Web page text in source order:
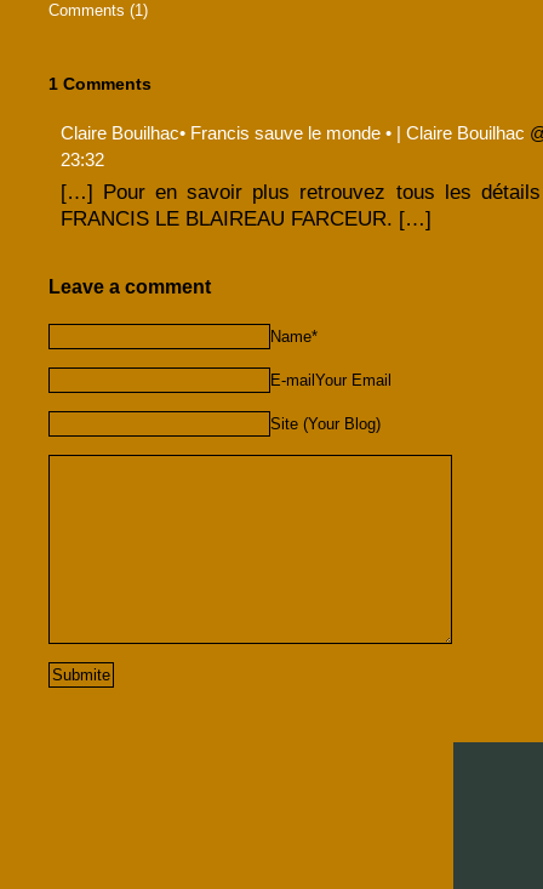
Comments (1)
1 Comments
Claire Bouilhac• Francis sauve le monde • | Claire Bouilhac
23:32
[…] Pour en savoir plus retrouvez tous les
FRANCIS LE BLAIREAU FARCEUR. […]
Leave a comment
Name*
E-mailYour Email
Site (Your Blog)